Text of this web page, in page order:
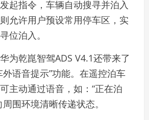
起指令，车辆自动搜寻并泊入
允许用户预设常用停车区，实
位泊入。
为乾崑智驾ADS V4.1还带来了
外语音提示”功能。在遥控泊车
主动通过语音，如：“正在泊
围环境清晰传递状态。